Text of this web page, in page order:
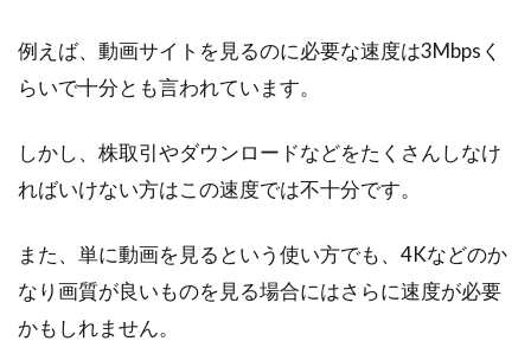
例えば、動画サイトを見るのに必要な速度は3Mbpsく
らいで十分とも言われています。
しかし、株取引やダウンロードなどをたくさんしなけ
ればいけない方はこの速度では不十分です。
また、単に動画を見るという使い方でも、4Kなどのか
なり画質が良いものを見る場合にはさらに速度が必要
かもしれません。